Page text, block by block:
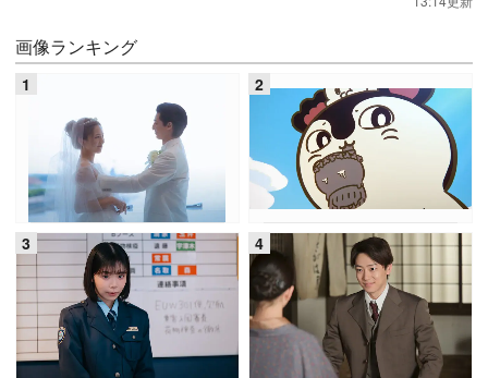
画像ランキング